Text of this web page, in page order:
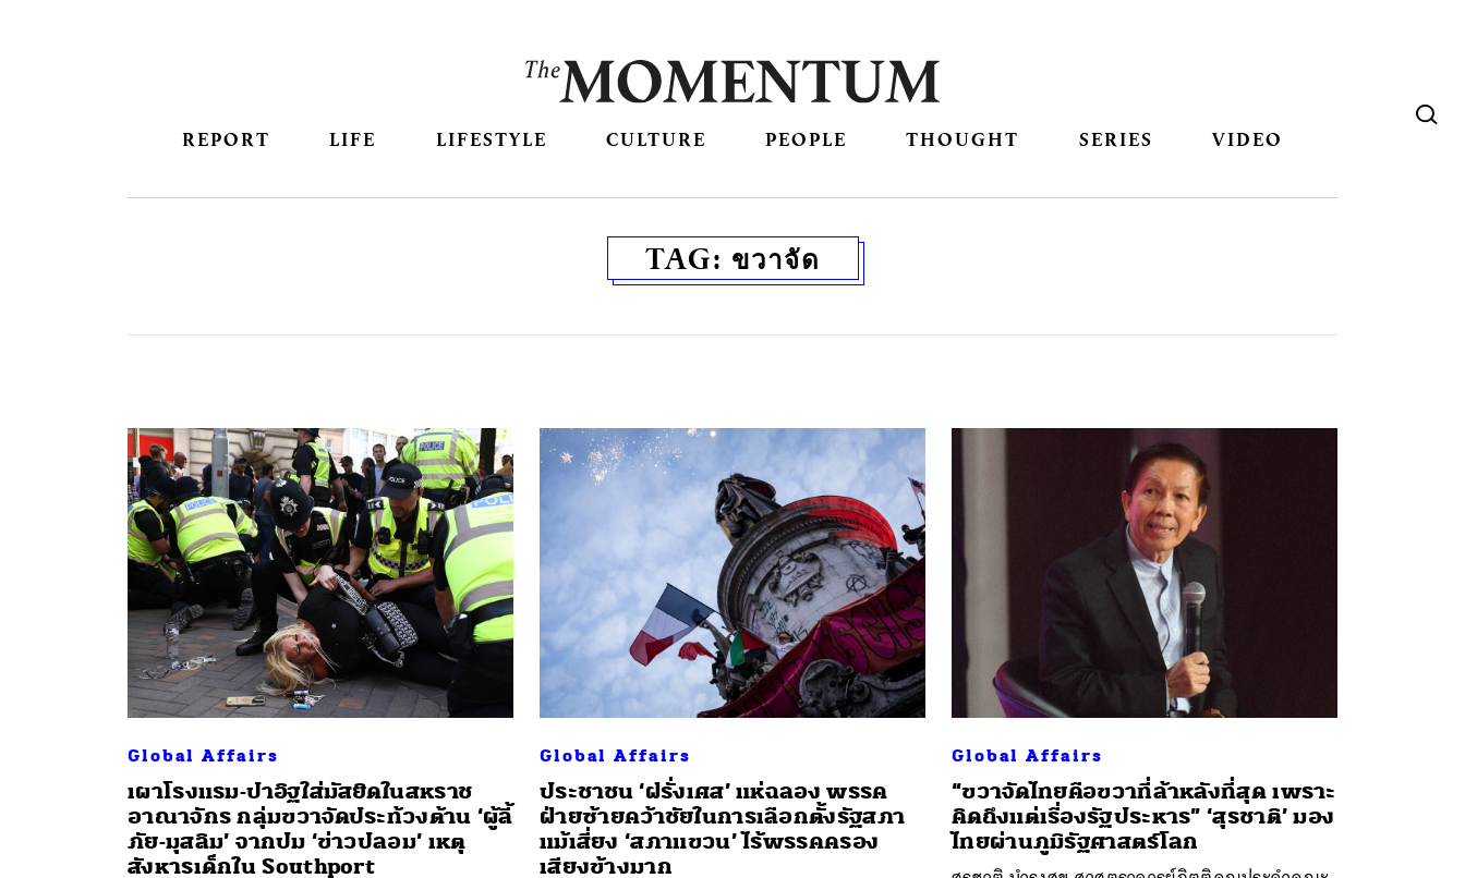
REPORT LIFE LIFESTYLE CULTURE PEOPLE THOUGHT SERIES VIDEO
TAG: ขวาจัด
Global Affairs
เผาโรงแรม-ปาอิฐใส่มัสยิดในสหราช
อาณาจักร กลุ่มขวาจัดประท้วงต้าน ‘ผู้ลี้
ภัย-มุสลิม’ จากปม ‘ข่าวปลอม’ เหตุ
สังหารเด็กใน Southport
Global Affairs
ประชาชน ‘ฝรั่งเศส’ แห่ฉลอง พรรค
ฝ่ายซ้ายคว้าชัยในการเลือกตั้งรัฐสภา
แม้เสี่ยง ‘สภาแขวน’ ไร้พรรคครอง
เสียงข้างมาก
Global Affairs
“ขวาจัดไทยคือขวาที่ล้าหลังที่สุด เพราะ
คิดถึงแต่เรื่องรัฐประหาร” ‘สุรชาติ’ มอง
ไทยผ่านภูมิรัฐศาสตร์โลก